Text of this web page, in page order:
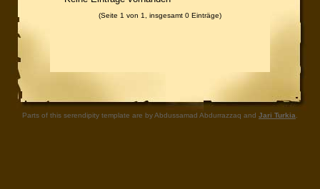
(Seite 1 von 1, insgesamt 0 Einträge)
Parts of this serendipity template are by Abdussamad Abdurrazzaq and Jari Turkia